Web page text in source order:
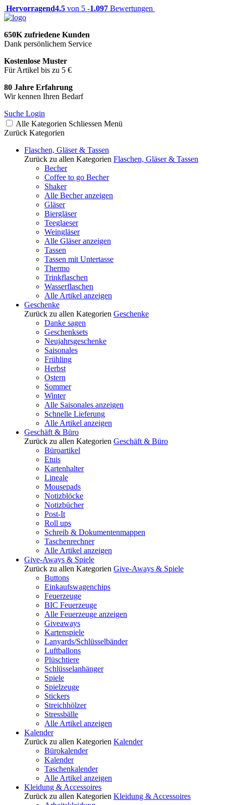
Hervorragend4.5 von 5 -1.097 Bewertungen
650K zufriedene Kunden
Dank persönlichem Service
Kostenlose Muster
Für Artikel bis zu 5 €
80 Jahre Erfahrung
Wir kennen Ihren Bedarf
Suche Login
Alle Kategorien Schliessen Menü
Zurück Kategorien
Flaschen, Gläser & Tassen
Zurück zu allen Kategorien Flaschen, Gläser & Tassen
Becher
Coffee to go Becher
Shaker
Alle Becher anzeigen
Gläser
Biergläser
Teeglaeser
Weingläser
Alle Gläser anzeigen
Tassen
Tassen mit Untertasse
Thermo
Trinkflaschen
Wasserflaschen
Alle Artikel anzeigen
Geschenke
Zurück zu allen Kategorien Geschenke
Danke sagen
Geschenksets
Neujahrsgeschenke
Saisonales
Frühling
Herbst
Ostern
Sommer
Winter
Alle Saisonales anzeigen
Schnelle Lieferung
Alle Artikel anzeigen
Geschäft & Büro
Zurück zu allen Kategorien Geschäft & Büro
Büroartikel
Etuis
Kartenhalter
Lineale
Mousepads
Notizblöcke
Notizbücher
Post-It
Roll ups
Schreib & Dokumentenmappen
Taschenrechner
Alle Artikel anzeigen
Give-Aways & Spiele
Zurück zu allen Kategorien Give-Aways & Spiele
Buttons
Einkaufswagenchips
Feuerzeuge
BIC Feuerzeuge
Alle Feuerzeuge anzeigen
Giveaways
Kartenspiele
Lanyards/Schlüsselbänder
Luftballons
Plüschtiere
Schlüsselanhänger
Spiele
Spielzeuge
Stickers
Streichhölzer
Stressbälle
Alle Artikel anzeigen
Kalender
Zurück zu allen Kategorien Kalender
Bürokalender
Kalender
Taschenkalender
Alle Artikel anzeigen
Kleidung & Accessoires
Zurück zu allen Kategorien Kleidung & Accessoires